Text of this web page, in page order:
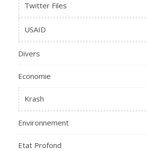
Twitter Files
USAID
Divers
Economie
Krash
Environnement
Etat Profond